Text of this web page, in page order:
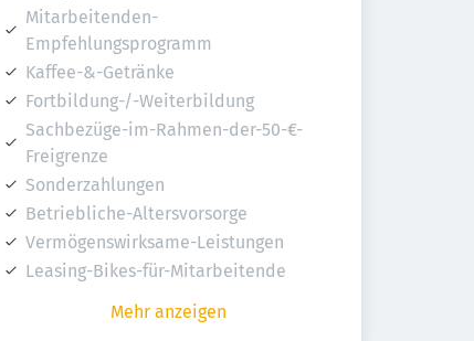
Mitarbeitenden-
Empfehlungsprogramm
Kaffee-&-Getränke
Fortbildung-/-Weiterbildung
Sachbezüge-im-Rahmen-der-50-€-
Freigrenze
Sonderzahlungen
Betriebliche-Altersvorsorge
Vermögenswirksame-Leistungen
Leasing-Bikes-für-Mitarbeitende
Mehr anzeigen